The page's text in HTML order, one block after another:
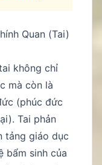
Quan (Tai)
không chỉ
mà còn là
(phúc đức
Tai phản
tảng giáo dục
bẩm sinh của